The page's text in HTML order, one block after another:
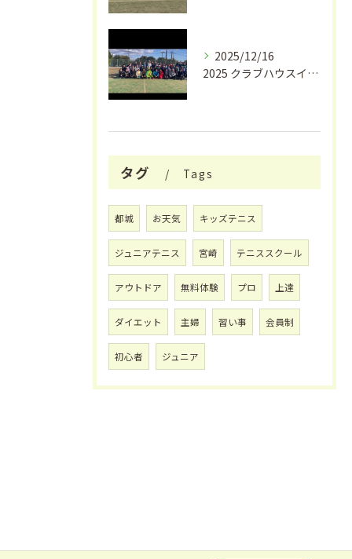
2025/12/16
2025 クラブハウスイワキリ クリスマスフェス🎄
タグ Tags
都城 お天気 キッズテニス
ジュニアテニス 宮崎 テニススクール
アウトドア 無料体験 プロ 上達
ダイエット 主婦 習い事 会員制
初心者 ジュニア